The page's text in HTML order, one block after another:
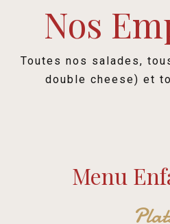
Nos
Toutes nos salades,
double cheese) et
Menu